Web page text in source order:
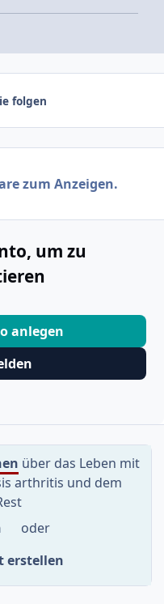
folgen
zum Anzeigen.
um zu
anlegen
über das Leben mit
arthritis und dem
oder
erstellen